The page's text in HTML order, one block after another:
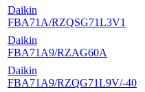
Daikin
FBA71A/RZQSG71L3V1
Daikin
FBA71A9/RZAG60A
Daikin
FBA71A9/RZQG71L9V/-40